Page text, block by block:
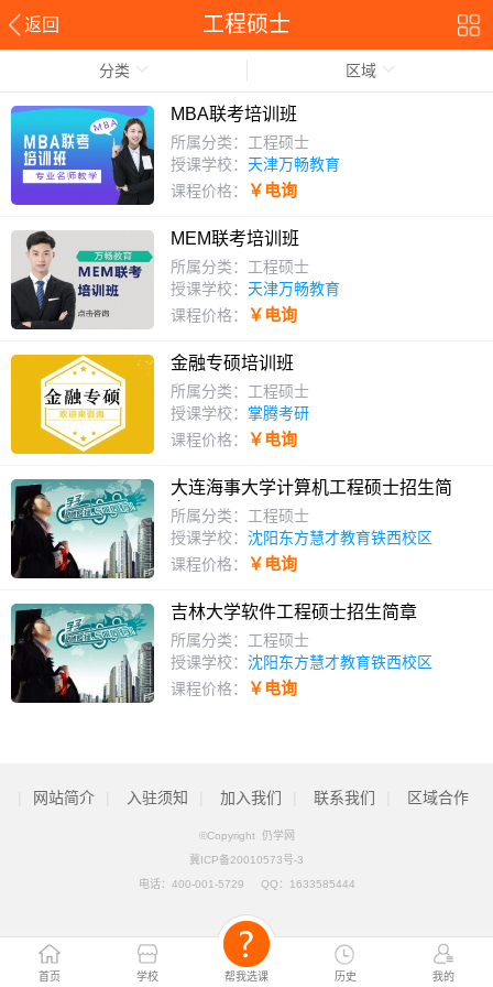
返回 工程硕士
首页 学校 帮我选课 历史 我的
分类 区域
MBA联考培训班
所属分类：工程硕士
授课学校： 天津万畅教育
课程价格：
￥电询
MEM联考培训班
所属分类：工程硕士
授课学校： 天津万畅教育
课程价格：
￥电询
金融专硕培训班
所属分类：工程硕士
授课学校： 掌腾考研
课程价格：
￥电询
大连海事大学计算机工程硕士招生简
章
所属分类：工程硕士
授课学校： 沈阳东方慧才教育铁西校区
课程价格：
￥电询
吉林大学软件工程硕士招生简章
所属分类：工程硕士
授课学校： 沈阳东方慧才教育铁西校区
课程价格：
￥电询
网站简介 入驻须知 加入我们 联系我们 区域合作
©Copyright 仍学网
冀ICP备20010573号-3
电话： 400-001-5729 QQ： 1633585444